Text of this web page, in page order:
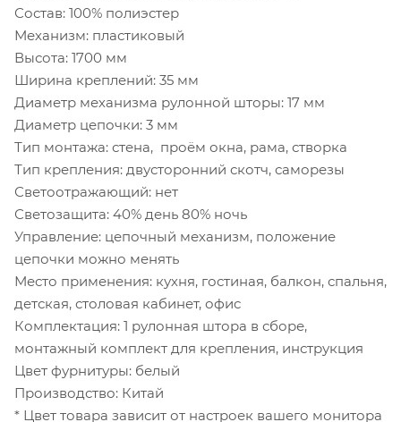
Состав: 100% полиэстер
Механизм: пластиковый
Высота: 1700 мм
Ширина креплений: 35 мм
Диаметр механизма рулонной шторы: 17 мм
Диаметр цепочки: 3 мм
Тип монтажа: стена, проём окна, рама, створка
Тип крепления: двусторонний скотч, саморезы
Светоотражающий: нет
Светозащита: 40% день 80% ночь
Управление: цепочный механизм, положение
цепочки можно менять
Место применения: кухня, гостиная, балкон, спальня,
детская, столовая кабинет, офис
Комплектация: 1 рулонная штора в сборе,
монтажный комплект для крепления, инструкция
Цвет фурнитуры: белый
Производство: Китай
* Цвет товара зависит от настроек вашего монитора